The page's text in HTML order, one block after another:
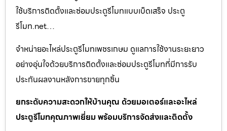
ใช้บริการติดตั้งและซ่อมประตูรีโมทแบบเบ็ดเสร็จ ประตู
รีโมท.net…
จำหน่ายอะไหล่ประตูรีโมทเพชรเกษม ดูแลการใช้งานระยะยาว
อย่างอุ่นใจด้วยบริการติดตั้งและซ่อมประตูรีโมทที่มีการรับ
ประกันผลงานหลังการขายทุกชิ้น
ยกระดับความสะดวกให้บ้านคุณ ด้วยมอเตอร์และอะไหล่
ประตูรีโมทคุณภาพเยี่ยม พร้อมบริการจัดส่งและติดตั้ง